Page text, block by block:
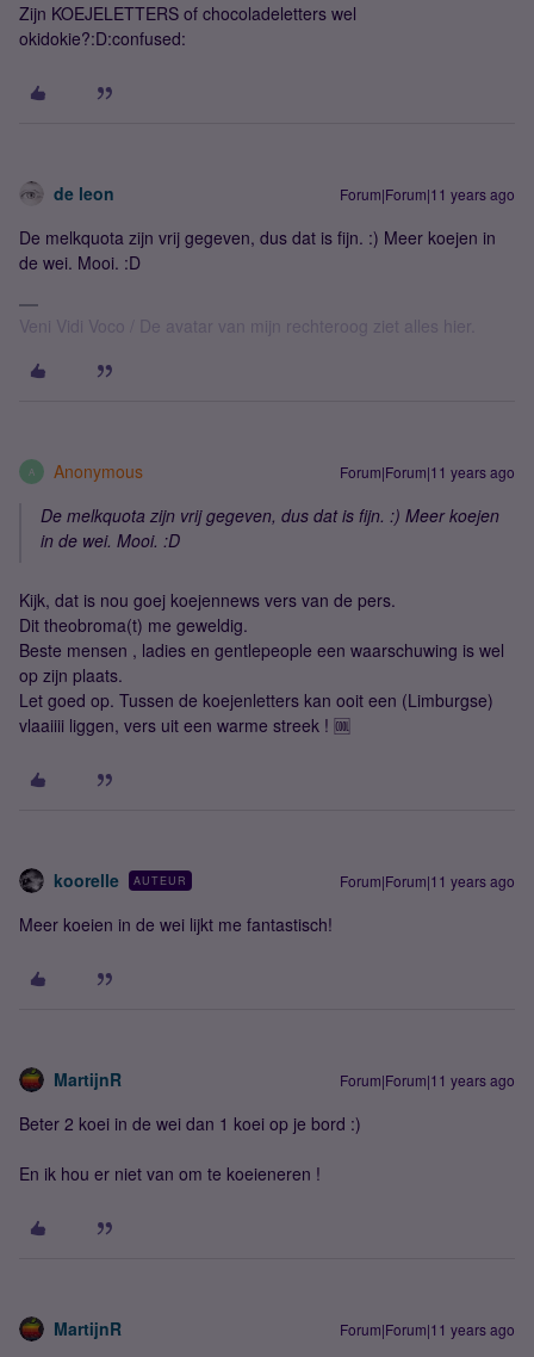
Zijn KOEJELETTERS of chocoladeletters wel
okidokie?:D:confused:
de leon Forum|Forum|11 years ago
De melkquota zijn vrij gegeven, dus dat is fijn. :) Meer koejen in
de wei. Mooi. :D
Veni Vidi Voco / De avatar van mijn rechteroog ziet alles hier.
A Anonymous Forum|Forum|11 years ago
De melkquota zijn vrij gegeven, dus dat is fijn. :) Meer koejen
in de wei. Mooi. :D
Kijk, dat is nou goej koejennews vers van de pers.
Dit theobroma(t) me geweldig.
Beste mensen , ladies en gentlepeople een waarschuwing is wel
op zijn plaats.
Let goed op. Tussen de koejenletters kan ooit een (Limburgse)
vlaaiiii liggen, vers uit een warme streek ! 🆒
koorelle AUTEUR Forum|Forum|11 years ago
Meer koeien in de wei lijkt me fantastisch!
MartijnR Forum|Forum|11 years ago
Beter 2 koei in de wei dan 1 koei op je bord :)
En ik hou er niet van om te koeieneren !
MartijnR Forum|Forum|11 years ago